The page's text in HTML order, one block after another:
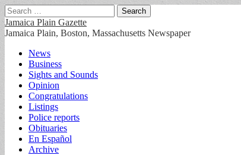
Search
for:
Jamaica Plain Gazette
Jamaica Plain, Boston, Massachusetts Newspaper
Main
menu
Skip
content
News
Business
Sights and Sounds
Opinion
Congratulations
Listings
Police reports
Obituaries
En Español
Archive